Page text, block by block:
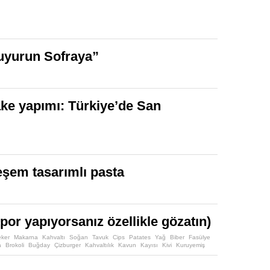
Sofraya”
yapımı: Türkiye’de San
tasarımlı pasta
yapıyorsanız özellikle gözatın)
Makarna Kahvaltı Soğan Tavuk Cips Patates Yağ Biber
Fasülye
Brokoli Buğday Çizburger Kahvaltılık Kavun Kayısı Kivi
Kuruyemiş